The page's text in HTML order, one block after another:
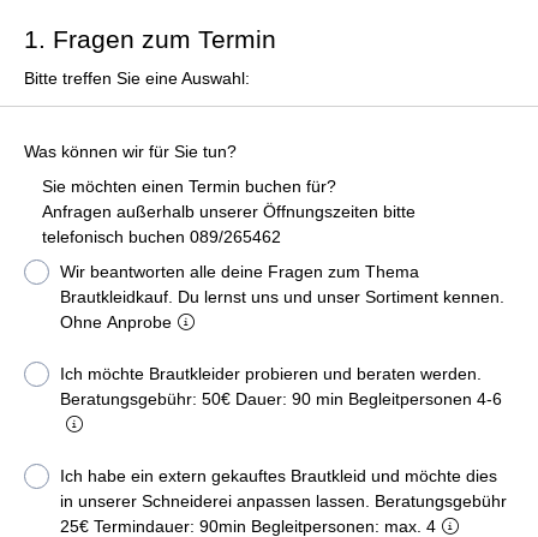
1. Fragen zum Termin
Bitte treffen Sie eine Auswahl:
Was können wir für Sie tun?
Sie möchten einen Termin buchen für?
Anfragen außerhalb unserer Öffnungszeiten bitte
telefonisch buchen 089/265462
Wir beantworten alle deine Fragen zum Thema
Brautkleidkauf. Du lernst uns und unser Sortiment kennen.
Ohne Anprobe
Ich möchte Brautkleider probieren und beraten werden.
Beratungsgebühr: 50€ Dauer: 90 min Begleitpersonen 4-6
Ich habe ein extern gekauftes Brautkleid und möchte dies
in unserer Schneiderei anpassen lassen. Beratungsgebühr
25€ Termindauer: 90min Begleitpersonen: max. 4